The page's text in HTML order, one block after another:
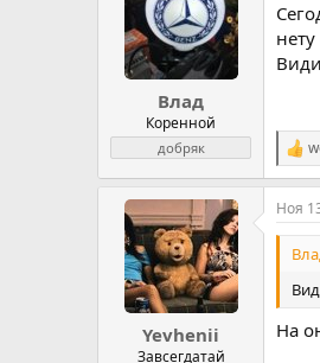
Влад
Коренной
добряк
Р
е
а
к
ц
и
Yevhenii
Завсегдатай
Ноя
На